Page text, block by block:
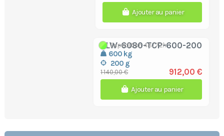
Ajouter au panier
ELW-6080-TCP-600-200
600 kg
200 g
Expédition 48/72h
1 140,00 € 912,00 €
Ajouter au panier